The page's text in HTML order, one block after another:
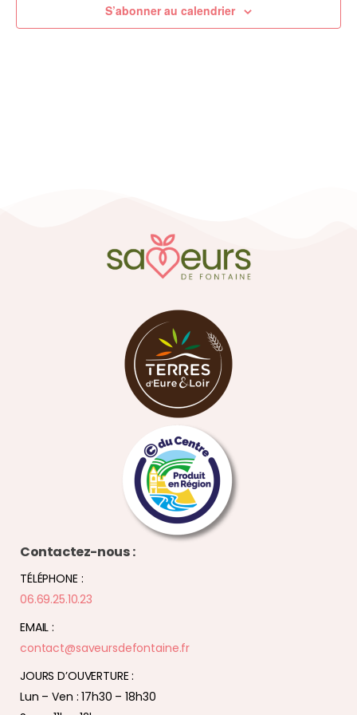
S’abonner au calendrier
Contactez-nous :
TÉLÉPHONE :
06.69.25.10.23
EMAIL :
contact@saveursdefontaine.fr
JOURS D’OUVERTURE :
Lun – Ven : 17h30 – 18h30